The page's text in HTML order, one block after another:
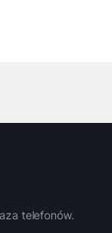
telefonów.